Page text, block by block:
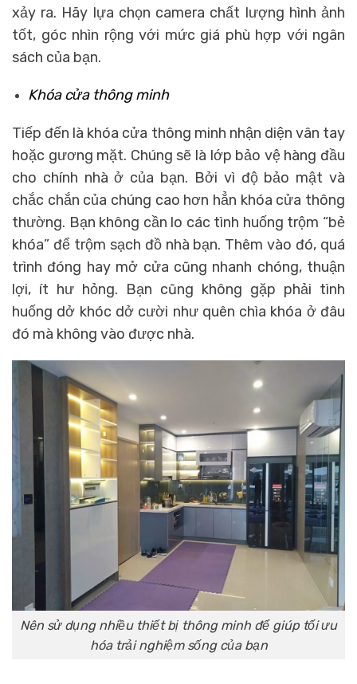
xảy ra. Hãy lựa chọn camera chất lượng hình ảnh
tốt, góc nhìn rộng với mức giá phù hợp với ngân
sách của bạn.
Khóa cửa thông minh
Tiếp đến là khóa cửa thông minh nhận diện vân tay
hoặc gương mặt. Chúng sẽ là lớp bảo vệ hàng đầu
cho chính nhà ở của bạn. Bởi vì độ bảo mật và
chắc chắn của chúng cao hơn hẳn khóa cửa thông
thường. Bạn không cần lo các tình huống trộm “bẻ
khóa” để trộm sạch đồ nhà bạn. Thêm vào đó, quá
trình đóng hay mở cửa cũng nhanh chóng, thuận
lợi, ít hư hỏng. Bạn cũng không gặp phải tình
huống dở khóc dở cười như quên chìa khóa ở đâu
đó mà không vào được nhà.
Nên sử dụng nhiều thiết bị thông minh để giúp tối ưu
hóa trải nghiệm sống của bạn